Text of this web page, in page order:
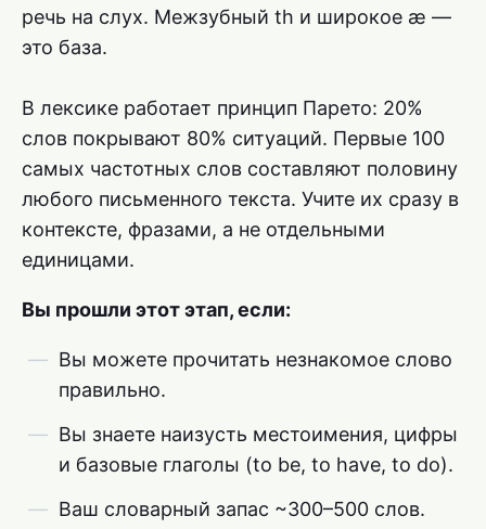
речь на слух. Межзубный th и широкое æ —
это база.
В лексике работает принцип Парето: 20%
слов покрывают 80% ситуаций. Первые 100
самых частотных слов составляют половину
любого письменного текста. Учите их сразу в
контексте, фразами, а не отдельными
единицами.
Вы прошли этот этап, если:
Вы можете прочитать незнакомое слово
правильно.
Вы знаете наизусть местоимения, цифры
и базовые глаголы (to be, to have, to do).
Ваш словарный запас ~300–500 слов.